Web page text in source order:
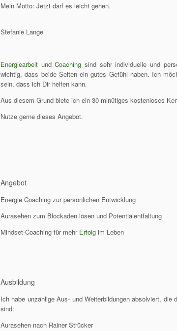
Mein Motto: Jetzt darf es leicht gehen.
Stefanie Lange
Energiearbeit undCoaching sind sehr individuelle und
wichtig, dass beide Seiten ein gutes Gefühl haben. Ich
sein, dass ich Dir helfen kann.
Aus diesem Grund biete ich ein 30 minütiges kostenloses
Nutze gerne dieses Angebot.
Angebot
Energie Coaching zur persönlichen Entwicklung
Aurasehen zum Blockaden lösen und Potentialentfaltung
Mindset-Coaching für mehr Erfolg im Leben
Ausbildung
Ich habe unzählige Aus- und Weiterbildungen absolviert, die
sind:
Aurasehen nach Rainer Strücker